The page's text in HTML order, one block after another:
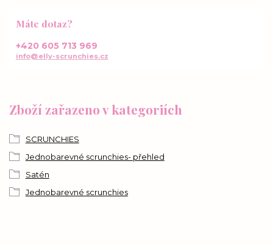
Zboží zařazeno v kategoriích
SCRUNCHIES
Jednobarevné scrunchies- přehled
Satén
Jednobarevné scrunchies
Máte dotaz?
+420 605 713 969
info@elly-scrunchies.cz